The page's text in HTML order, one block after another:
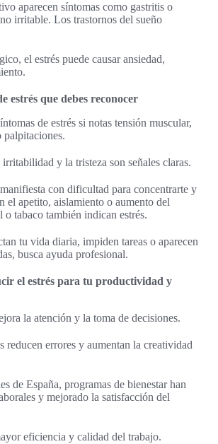
aparecen síntomas como gastritis o
irritable. Los trastornos del sueño
el estrés puede causar ansiedad,
estrés que debes reconocer
de estrés si notas tensión muscular,
palpitaciones.
y la tristeza son señales claras.
con dificultad para concentrarte y
el apetito, aislamiento o aumento del
o tabaco también indican estrés.
tu vida diaria, impiden tareas o aparecen
busca ayuda profesional.
el estrés para tu productividad y
la atención y la toma de decisiones.
reducen errores y aumentan la creatividad
de España, programas de bienestar han
y mejorado la satisfacción del
eficiencia y calidad del trabajo.